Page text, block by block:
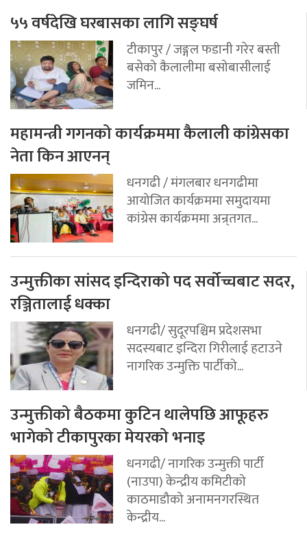
५५ वर्षदेखि घरबासका लागि सङ्घर्ष
टीकापुर / जङ्गल फडानी गरेर बस्ती
बसेको कैलालीमा बसोबासीलाई
जमिन...
महामन्त्री गगनको कार्यक्रममा कैलाली कांग्रेसका
नेता किन आएनन्
धनगढी / मंगलबार धनगढीमा
आयोजित कार्यक्रममा समुदायमा
कांग्रेस कार्यक्रममा अन्र्तगत...
उन्मुक्तीका सांसद इन्दिराको पद सर्वोच्चबाट सदर,
रञ्जितालाई धक्का
धनगढी/ सुदूरपश्चिम प्रदेशसभा
सदस्यबाट इन्दिरा गिरीलाई हटाउने
नागरिक उन्मुक्ति पार्टीको...
उन्मुक्तीको बैठकमा कुटिन थालेपछि आफूहरु
भागेको टीकापुरका मेयरको भनाइ
धनगढी/ नागरिक उन्मुक्ती पार्टी
(नाउपा) केन्द्रीय कमिटीको
काठमाडौको अनामनगरस्थित
केन्द्रीय...